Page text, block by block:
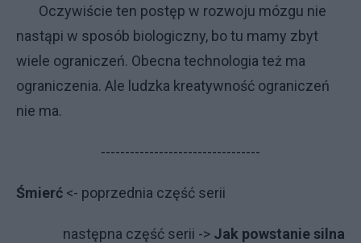
Oczywiście ten postęp w rozwoju mózgu nie
nastąpi w sposób biologiczny, bo tu mamy zbyt
wiele ograniczeń. Obecna technologia też ma
ograniczenia. Ale ludzka kreatywność ograniczeń
nie ma.
---------------------------------
Śmierć <- poprzednia część serii
następna część serii -> Jak powstanie silna